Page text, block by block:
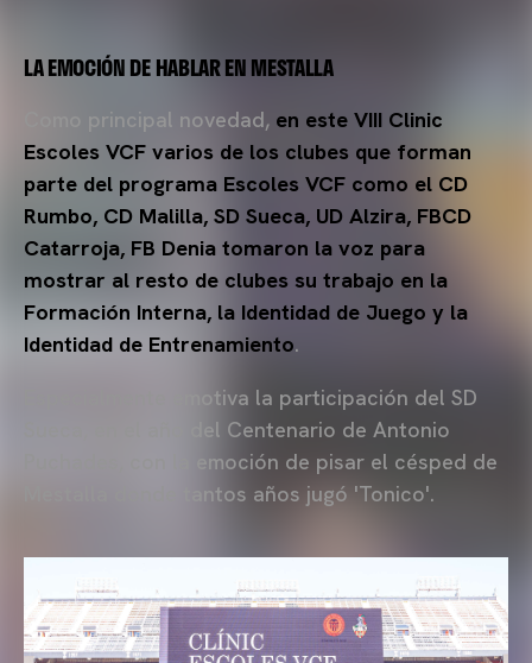
LA EMOCIÓN DE HABLAR EN MESTALLA
Como principal novedad, en este VIII Clinic
Escoles VCF varios de los clubes que forman
parte del programa Escoles VCF como el CD
Rumbo, CD Malilla, SD Sueca, UD Alzira, FBCD
Catarroja, FB Denia tomaron la voz para
mostrar al resto de clubes su trabajo en la
Formación Interna, la Identidad de Juego y la
Identidad de Entrenamiento.
Especialmente emotiva la participación del SD
Sueca, en el año del Centenario de Antonio
Puchades, con la emoción de pisar el césped de
Mestalla donde tantos años jugó 'Tonico'.